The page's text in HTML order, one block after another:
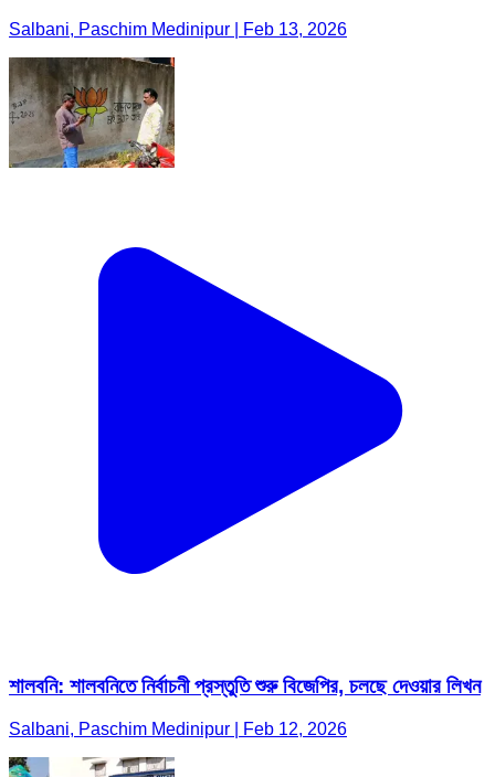
Salbani, Paschim Medinipur | Feb 13, 2026
শালবনি: শালবনিতে নির্বাচনী প্রস্তুতি শুরু বিজেপির, চলছে দেওয়ার লিখন
Salbani, Paschim Medinipur | Feb 12, 2026